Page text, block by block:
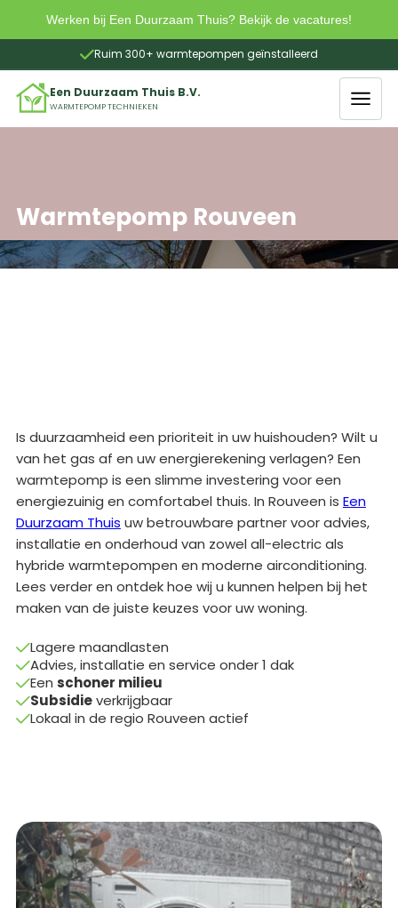
Werken bij Een Duurzaam Thuis? Bekijk de vacatures!
Ruim 300+ warmtepompen geïnstalleerd
Een Duurzaam Thuis B.V.
WARMTEPOMP TECHNIEKEN
Warmtepomp Rouveen
Is duurzaamheid een prioriteit in uw huishouden? Wilt u
van het gas af en uw energierekening verlagen? Een
warmtepomp is een slimme investering voor een
energiezuinig en comfortabel thuis. In Rouveen is Een
Duurzaam Thuis uw betrouwbare partner voor advies,
installatie en onderhoud van zowel all-electric als
hybride warmtepompen en moderne airconditioning.
Lees verder en ontdek hoe wij u kunnen helpen bij het
maken van de juiste keuzes voor uw woning.
Lagere maandlasten
Advies, installatie en service onder 1 dak
Een schoner milieu
Subsidieverkrijgbaar
Lokaal in de regio Rouveen actief